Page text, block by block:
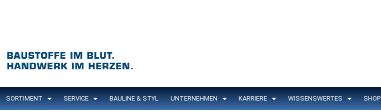
SORTIMENT SERVICE BAULINE & STYL UNTERNEHMEN KARRIERE WISSENSWERTES SHOP